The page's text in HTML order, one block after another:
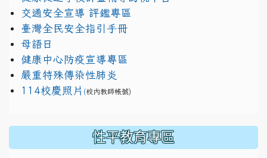
交通安全宣導 評鑑專區
臺灣全民安全指引手冊
母語日
健康中心防疫宣導專區
嚴重特殊傳染性肺炎
114校慶照片 (校內教師帳號)
性平教育專區